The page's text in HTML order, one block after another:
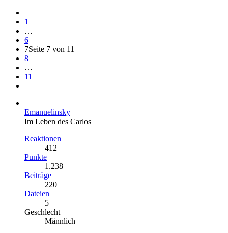
1
…
6
7Seite 7 von 11
8
…
11
Emanuelinsky
Im Leben des Carlos
Reaktionen
412
Punkte
1.238
Beiträge
220
Dateien
5
Geschlecht
Männlich